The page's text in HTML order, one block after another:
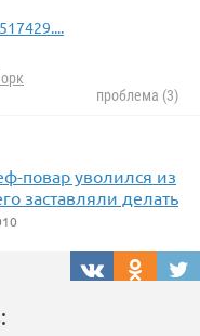
проблема (3)
повар уволился из
заставляли делать